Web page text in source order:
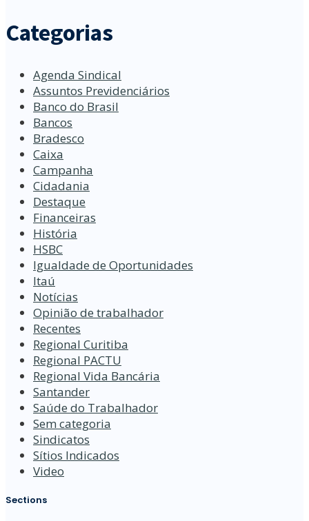
Categorias
Agenda Sindical
Assuntos Previdenciários
Banco do Brasil
Bancos
Bradesco
Caixa
Campanha
Cidadania
Destaque
Financeiras
História
HSBC
Igualdade de Oportunidades
Itaú
Notícias
Opinião de trabalhador
Recentes
Regional Curitiba
Regional PACTU
Regional Vida Bancária
Santander
Saúde do Trabalhador
Sem categoria
Sindicatos
Sítios Indicados
Video
Sections